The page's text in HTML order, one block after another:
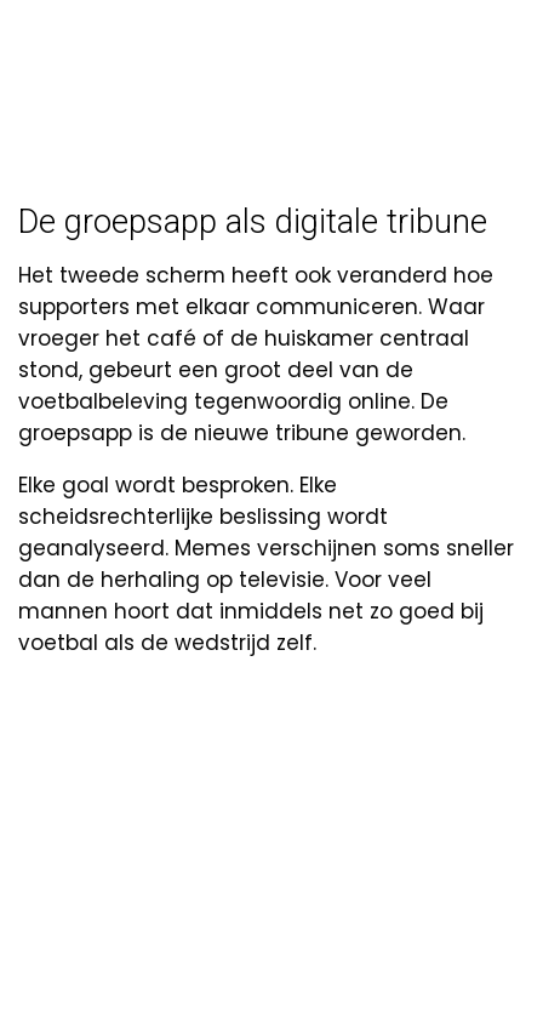
De groepsapp als digitale tribune
Het tweede scherm heeft ook veranderd hoe
supporters met elkaar communiceren. Waar
vroeger het café of de huiskamer centraal
stond, gebeurt een groot deel van de
voetbalbeleving tegenwoordig online. De
groepsapp is de nieuwe tribune geworden.
Elke goal wordt besproken. Elke
scheidsrechterlijke beslissing wordt
geanalyseerd. Memes verschijnen soms sneller
dan de herhaling op televisie. Voor veel
mannen hoort dat inmiddels net zo goed bij
voetbal als de wedstrijd zelf.